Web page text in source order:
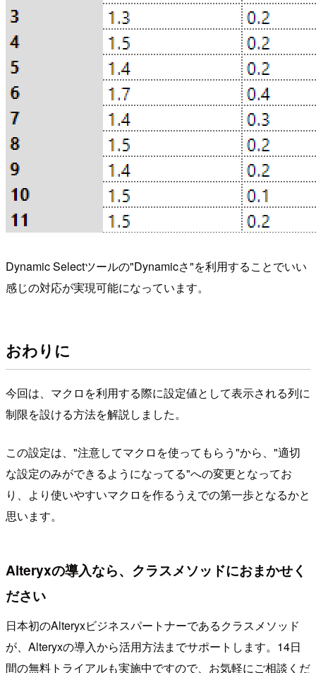
Dynamic Selectツールの"Dynamicさ"を利用することでいい
感じの対応が実現可能になっています。
おわりに
今回は、マクロを利用する際に設定値として表示される列に
制限を設ける方法を解説しました。
この設定は、"注意してマクロを使ってもらう"から、"適切
な設定のみができるようになってる"への変更となってお
り、より使いやすいマクロを作るうえでの第一歩となるかと
思います。
Alteryxの導入なら、クラスメソッドにおまかせく
ださい
日本初のAlteryxビジネスパートナーであるクラスメソッド
が、Alteryxの導入から活用方法までサポートします。14日
間の無料トライアルも実施中ですので、お気軽にご相談くだ